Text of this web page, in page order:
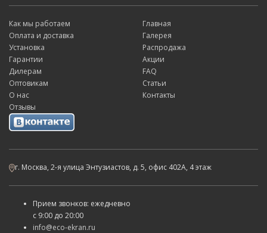
Как мы работаем
Оплата и доставка
Установка
Гарантии
Дилерам
Оптовикам
О нас
Отзывы
Главная
Галерея
Распродажа
Акции
FAQ
Статьи
Контакты
г. Москва, 2-я улица Энтузиастов, д. 5, офис 402А, 4 этаж
Прием звонков: ежедневно
с 9:00 до 20:00
info@eco-ekran.ru